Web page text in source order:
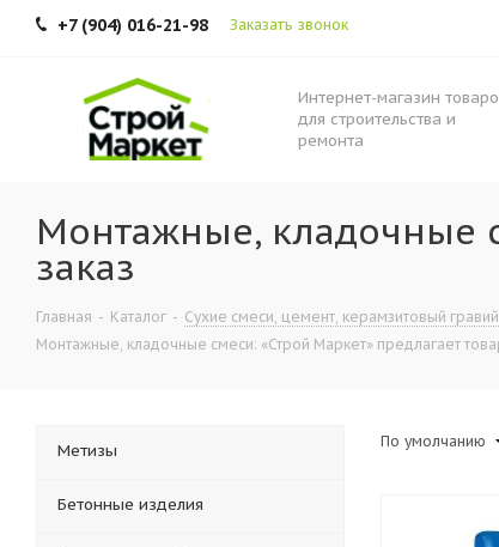
+7 (904) 016-21-98 Заказать звонок
Интернет-магазин
для строительства и
ремонта
Монтажные, кладочные
заказ
Главная - Каталог - Сухие смеси, цемент, керамзитовый
Монтажные, кладочные смеси: «Строй Маркет» предлагает
По умолчанию
Метизы
Бетонные изделия